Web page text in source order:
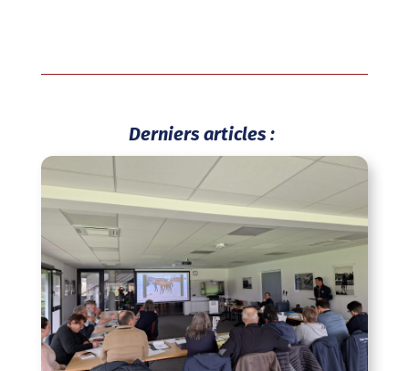
Derniers articles :